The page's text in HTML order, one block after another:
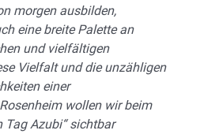
morgen ausbilden,
eine breite Palette an
und vielfältigen
Vielfalt und die unzähligen
einer
wollen wir beim
Tag Azubi“ sichtbar